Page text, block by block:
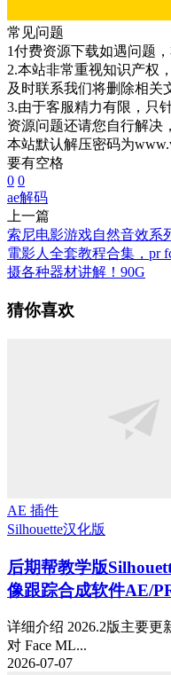
常见问题
1付费资源下载如遇问题
2.本站非常重视知识产权
及时联系我们将删除相关
3.由于客服精力有限，只
资源问题还请您自行解决
本站默认解压密码为
要有空格
0 0
ae解码
上一篇
索尼电影游戏自然音效系
電影人全套教程合集，pr
摄各种器材讲解！90G
猜你喜欢
AE 插件
Silhouette汉化版
后期帮教学版
像跟踪合成软件AE/
详细介绍 2026.2版主要
对 Face ML...
2026-07-07